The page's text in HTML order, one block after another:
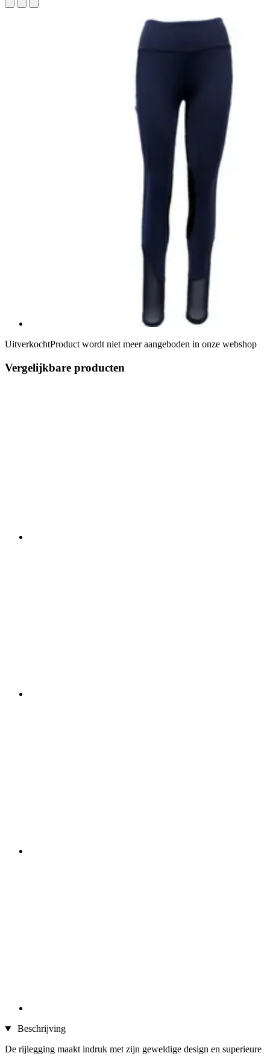
UitverkochtProduct wordt niet meer aangeboden in onze webshop
Vergelijkbare producten
Beschrijving
De rijlegging maakt indruk met zijn geweldige design en superieure